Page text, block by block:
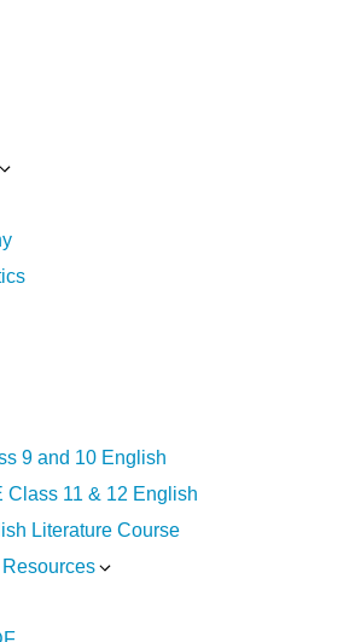
9 and 10 English
Class 11 & 12 English
Literature Course